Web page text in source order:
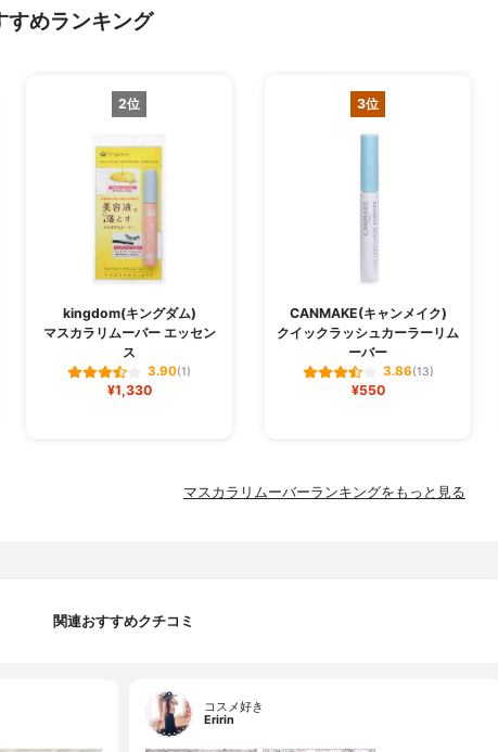
すめランキング
2位
kingdom(キングダム)
マスカラリムーバー エッセン
ス
3.90(1)
¥1,330
3位
CANMAKE(キャンメイク)
クイックラッシュカーラーリム
ーバー
3.86(13)
¥550
マスカラリムーバーランキングをもっと見る
関連おすすめクチコミ
コスメ好き
Eririn